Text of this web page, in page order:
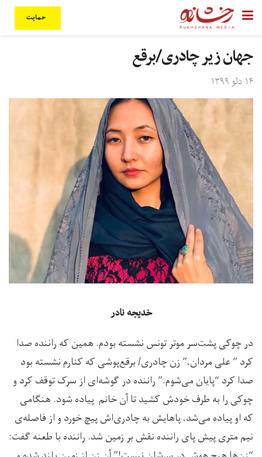
حمایت
جهان زیر چادری/برقع
۱۴ دلو ۱۳۹۹
خدیجه نادر
در چوکی پشت‌سر موتر تونس نشسته بودم. همین که راننده صدا
کرد ” علی مردان،” زن چادری‌/ برقع‌پوشی که کنارم نشسته بود
صدا کرد “پایان می‌شوم.” راننده در گوشه‌ای از سرک توقف کرد و
چوکی را به طرف خودش کشید تا آن خانم پیاده شود. هنگامی
که او پیاده می‌شد، پاهایش به چادری‌اش پیچ خورد و از فاصله‌ی
نیم متری پیش پای راننده نقش بر زمین شد. راننده با طعنه گفت: